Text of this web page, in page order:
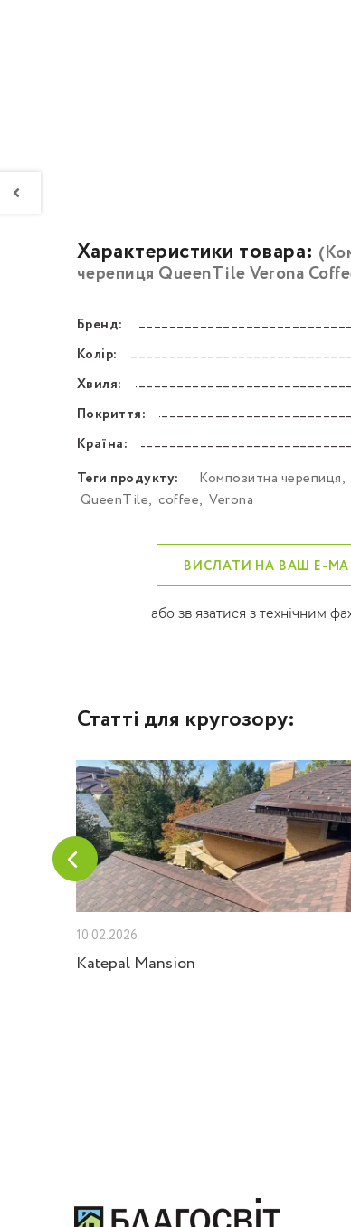
Характеристики товара:
черепиця QueenTile Verona
Бренд:
Колір:
Хвиля:
Покриття:
Країна:
Теги продукту:
Композитна черепиця,
QueenTile, coffee, Verona
ВИСЛАТИ НА ВАШ E-
або зв'язатися з технічним
Статті для кругозору:
10.02.2026
Katepal Mansion